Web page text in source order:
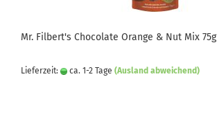
Mr. Filbert's Chocolate Orange & Nut Mix 75g
Lieferzeit: ca. 1-2 Tage (Ausland abweichend)